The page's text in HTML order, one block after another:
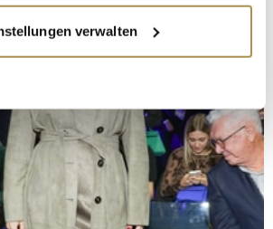
über Ihre geografische Lage
bis auf einige Meter genau sein
(Fingerprinting) identifizieren
darüber, wie Ihre persönlichen Daten
und legen Sie Ihre Präferenzen im
fest.
verwalten